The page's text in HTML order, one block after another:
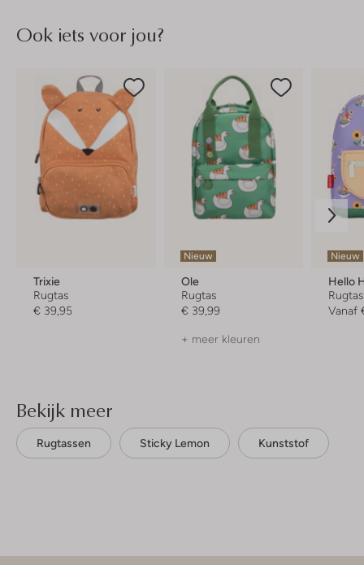
Ook iets voor jou?
Trixie
Rugtas
€ 39,95
Nieuw
Ole
Rugtas
€ 39,99
+ meer kleuren
Nieuw
Hello
Rugtas
Vanaf
Bekijk meer
Rugtassen Sticky Lemon Kunststof